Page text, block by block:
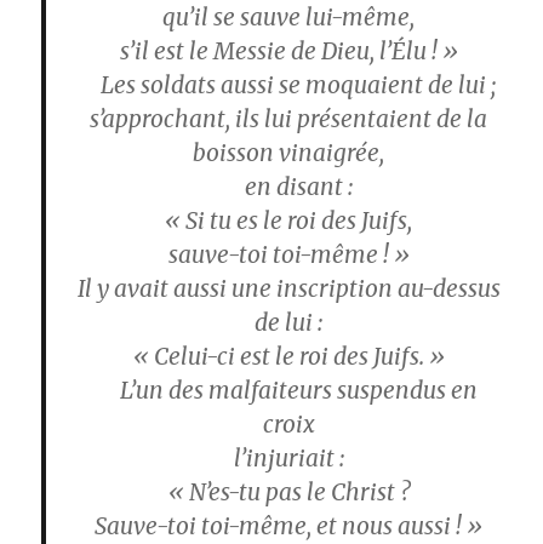
qu’il se sauve lui-même,
s’il est le Messie de Dieu, l’Élu ! »
Les soldats aussi se moquaient de lui ;
s’approchant, ils lui présentaient de la
boisson vinaigrée,
en disant :
« Si tu es le roi des Juifs,
sauve-toi toi-même ! »
Il y avait aussi une inscription au-dessus
de lui :
« Celui-ci est le roi des Juifs. »
L’un des malfaiteurs suspendus en
croix
l’injuriait :
« N’es-tu pas le Christ ?
Sauve-toi toi-même, et nous aussi ! »